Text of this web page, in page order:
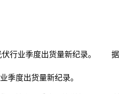
光伏行业季度出货量新纪录。 据
季度出货量新纪录。